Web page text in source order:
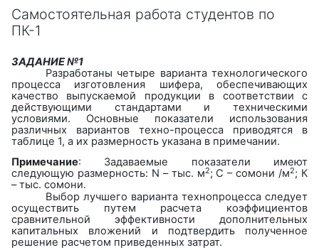
Самостоятельная работа студентов по
ПК-1
ЗАДАНИЕ №1
Разработаны четыре варианта технологического
процесса изготовления шифера, обеспечивающих
качество выпускаемой продукции в соответствии с
действующими стандартами и техническими
условиями. Основные показатели использования
различных вариантов техно-процесса приводятся в
таблице 1, а их размерность указана в примечании.
Примечание: Задаваемые показатели имеют
следующую размерность: N – тыс. м2; С – сомони /м2; К
– тыс. сомони.
Выбор лучшего варианта технопроцесса следует
осуществить путем расчета коэффициентов
сравнительной эффективности дополнительных
капитальных вложений и подтвердить полученное
решение расчетом приведенных затрат.